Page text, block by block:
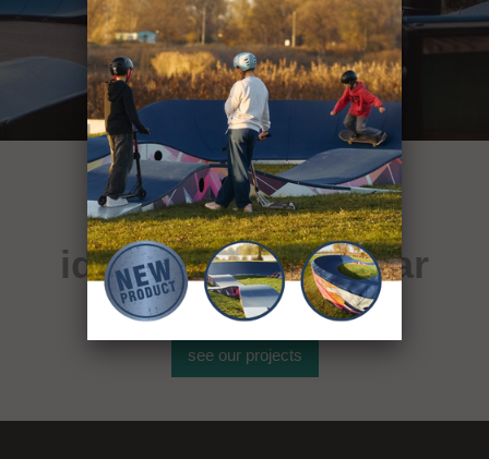
över 400
idrottsanläggningar
see our projects